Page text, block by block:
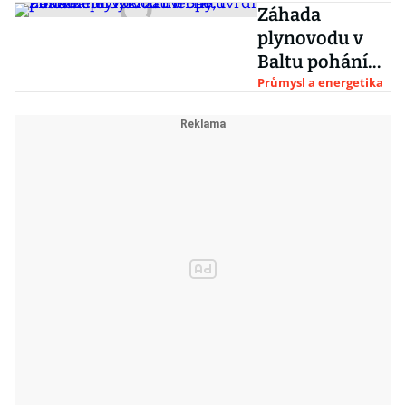
Záhada
plynovodu v
Baltu pohání
nervozitu
Průmysl a energetika